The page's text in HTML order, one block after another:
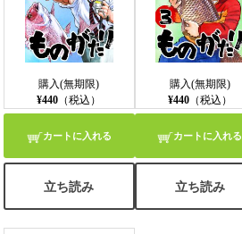
購入(無期限)
¥440 （税込）
カートに入れる
立ち読み
購入(無期限)
¥440（税込）
カートに入れる
立ち読み